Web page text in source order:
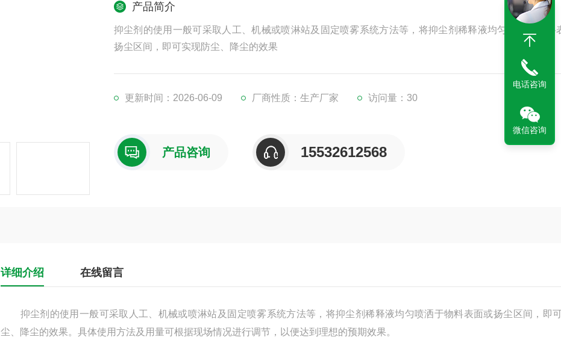
产品简介
抑尘剂的使用一般可采取人工、机械或喷淋站及固定喷雾系统方法等，将抑尘剂稀释液均匀喷洒于物料
扬尘区间，即可实现防尘、降尘的效果
更新时间：2026-06-09 厂商性质：生产厂家 访问量：30
产品咨询 15532612568
详细介绍 在线留言
抑尘剂的使用一般可采取人工、机械或喷淋站及固定喷雾系统方法等，将抑尘剂稀释液均匀喷洒于物料表面或扬尘区间，即
尘、降尘的效果。具体使用方法及用量可根据现场情况进行调节，以便达到理想的预期效果。
电话咨询
微信咨询